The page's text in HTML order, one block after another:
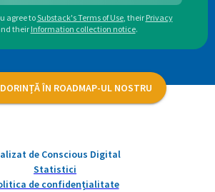
agree toSubstack's Terms of Use, their Privacy
their Information collection notice.
ÎN ROADMAP-UL NOSTRU
de Conscious Digital
Statistici
de confidențialitate